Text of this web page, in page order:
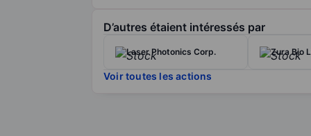
D’autres étaient intéressés par
Laser Photonics Corp. Zura Bio
Voir toutes les actions